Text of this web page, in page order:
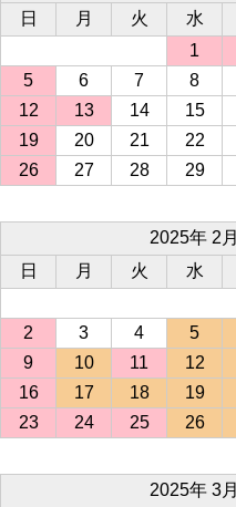
日
月 火 水
1
5
6 7 8
12
13 14 15
19
20 21 22
26
27 28 29
2025年 2月
日
月 火 水
2
3 4 5
9
10 11 12
16
17 18 19
23
24 25 26
2025年 3月